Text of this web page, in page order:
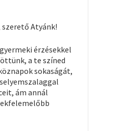
Atyánk!
érzésekkel
a te színed
sokaságát,
ám annál